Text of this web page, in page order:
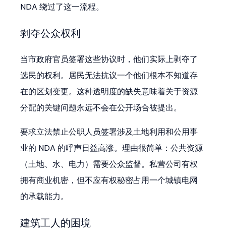
NDA 绕过了这一流程。
剥夺公众权利
当市政府官员签署这些协议时，他们实际上剥夺了
选民的权利。居民无法抗议一个他们根本不知道存
在的区划变更。这种透明度的缺失意味着关于资源
分配的关键问题永远不会在公开场合被提出。
要求立法禁止公职人员签署涉及土地利用和公用事
业的 NDA 的呼声日益高涨。理由很简单：公共资源
（土地、水、电力）需要公众监督。私营公司有权
拥有商业机密，但不应有权秘密占用一个城镇电网
的承载能力。
建筑工人的困境